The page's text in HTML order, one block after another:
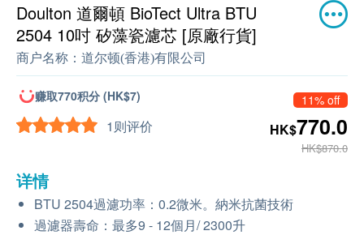
Doulton 道爾頓 BioTect Ultra BTU
2504 10吋 矽藻瓷濾芯 [原廠行貨]
商户名称： 道尔顿(香港)有限公司
赚取770积分 (HK$7)
1则评价
11% off
HK$770.0
HK$870.0
详情
BTU 2504過濾功率：0.2微米。納米抗菌技術
過濾器壽命：最多9 - 12個月/ 2300升